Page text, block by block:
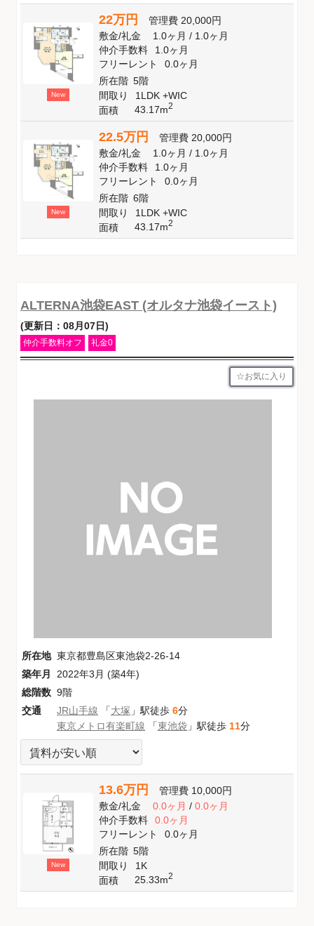
New
22万円 管理費 20,000円
敷金/礼金 1.0ヶ月/ 1.0ヶ月
仲介手数料
1.0ヶ月
フリーレント
0.0ヶ月
所在階 5階
間取り
1LDK +WIC
面積
43.17m2
New
22.5万円 管理費 20,000円
敷金/礼金 1.0ヶ月/ 1.0ヶ月
仲介手数料
1.0ヶ月
フリーレント
0.0ヶ月
所在階 6階
間取り
1LDK +WIC
面積
43.17m2
ALTERNA池袋EAST (オルタナ池袋イースト)
(更新日：08月07日)
仲介手数料オフ 礼金0
お気に入り
所在地 東京都豊島区東池袋2-26-14
築年月
2022年3月 (築4年)
総階数 9階
交通
JR山手線 「大塚 」駅徒歩 6分
東京メトロ有楽町線 「東池袋 」駅徒歩 11分
New
13.6万円 管理費 10,000円
敷金/礼金 0.0ヶ月/ 0.0ヶ月
仲介手数料
0.0ヶ月
フリーレント
0.0ヶ月
所在階 5階
間取り
1K
面積
25.33m2